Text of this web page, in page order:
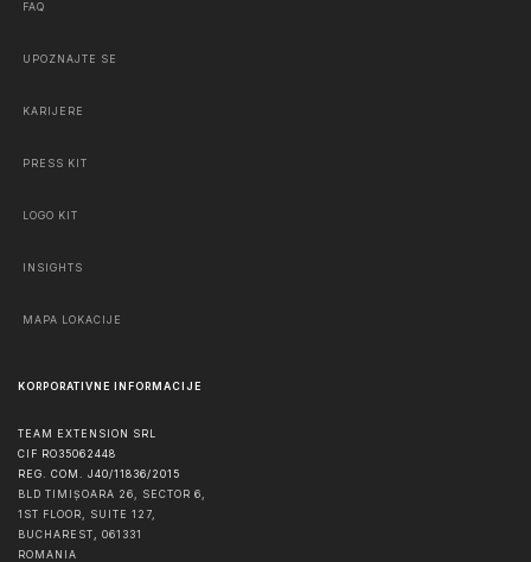
FAQ
UPOZNAJTE SE
KARIJERE
PRESS KIT
LOGO KIT
INSIGHTS
MAPA LOKACIJE
KORPORATIVNE INFORMACIJE
TEAM EXTENSION SRL
CIF RO35062448
REG. COM. J40/11836/2015
BLD TIMIȘOARA 26, SECTOR 6,
1ST FLOOR, SUITE 127,
BUCHAREST
061331
ROMANIA